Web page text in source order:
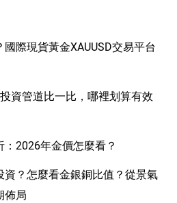
際現貨黃金XAUUSD交易平台
資管道比一比，哪裡划算有效
2026年金價怎麼看？
？怎麼看金銀銅比值？從景氣
佈局